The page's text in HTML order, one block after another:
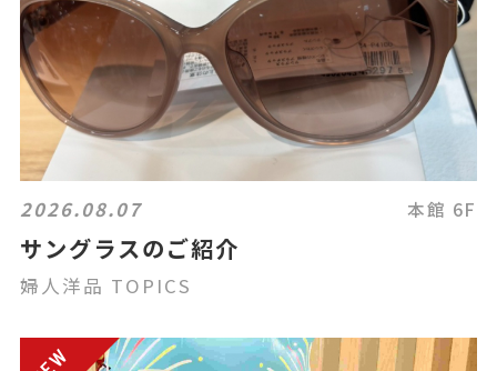
2026.08.07 本館 6F
サングラスのご紹介
婦人洋品 TOPICS